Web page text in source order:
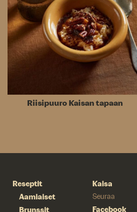
Riisipuuro Kaisan tapaan
Reseptit
Aamiaiset
Brunssit
Kaisa
Seuraa
Facebook